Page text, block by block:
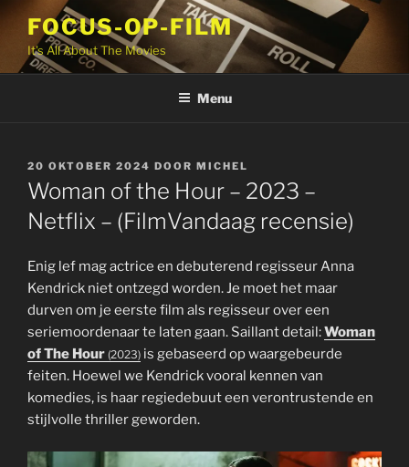
inhoud
FOCUS-OP-FILM
It's All About The Movies
Menu
GEPLAATST
OP
20 OKTOBER 2024 DOOR MICHEL
Woman of the Hour – 2023 –
Netflix – (FilmVandaag recensie)
Enig lef mag actrice en debuterend regisseur Anna
Kendrick niet ontzegd worden. Je moet het maar
durven om je eerste film als regisseur over een
seriemoordenaar te laten gaan. Saillant detail:Woman
of The Hour (2023) is gebaseerd op waargebeurde
feiten. Hoewel we Kendrick vooral kennen van
komedies, is haar regiedebuut een verontrustende en
stijlvolle thriller geworden.